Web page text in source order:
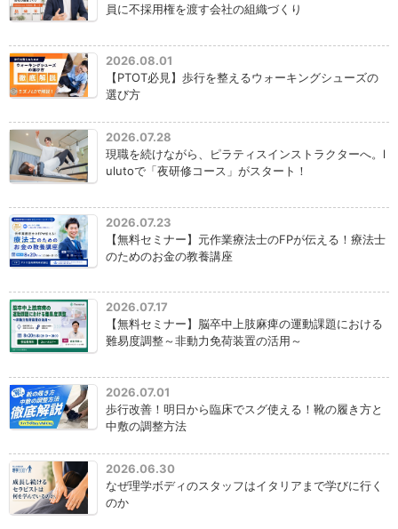
員に不採用権を渡す会社の組織づくり
2026.08.01
【PTOT必見】歩行を整えるウォーキングシューズの
選び方
2026.07.28
現職を続けながら、ピラティスインストラクターへ。l
ulutoで「夜研修コース」がスタート！
2026.07.23
【無料セミナー】元作業療法士のFPが伝える！療法士
のためのお金の教養講座
2026.07.17
【無料セミナー】脳卒中上肢麻痺の運動課題における
難易度調整～非動力免荷装置の活用～
2026.07.01
歩行改善！明日から臨床でスグ使える！靴の履き方と
中敷の調整方法
2026.06.30
なぜ理学ボディのスタッフはイタリアまで学びに行く
のか